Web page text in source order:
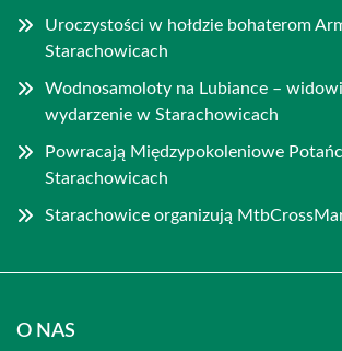
Uroczystości w hołdzie bohaterom
Starachowicach
Wodnosamoloty na Lubiance –
wydarzenie w Starachowicach
Powracają Międzypokoleniowe
Starachowicach
Starachowice organizują
O NAS